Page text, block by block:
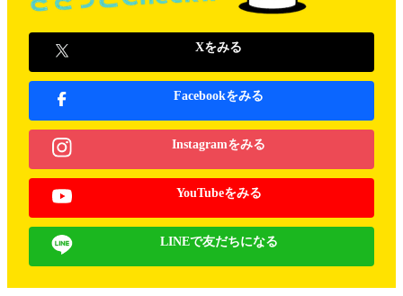
Xをみる
Facebookをみる
Instagramをみる
YouTubeをみる
LINEで友だちになる